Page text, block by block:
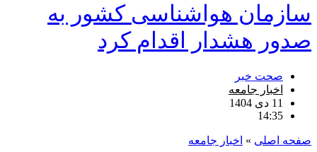
سازمان هواشناسی کشور به
صدور هشدار اقدام کرد
صحت خبر
اخبار جامعه
11 دی 1404
14:35
صفحه اصلی » اخبار جامعه